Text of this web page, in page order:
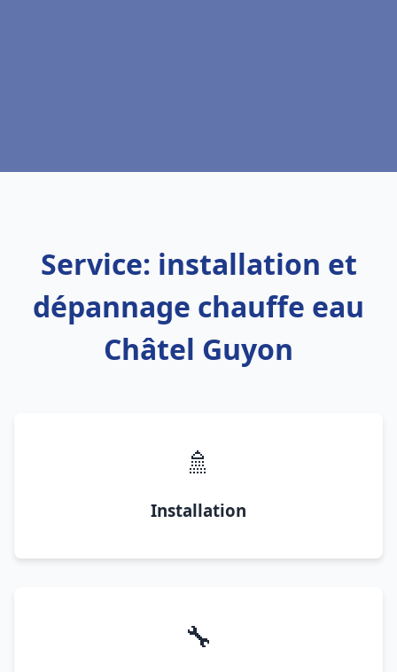
Service: installation et
dépannage chauffe eau
Châtel Guyon
🚿
Installation
🔧